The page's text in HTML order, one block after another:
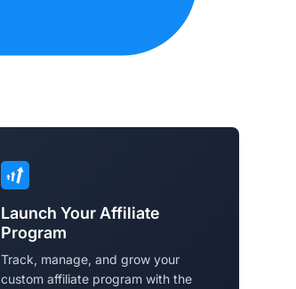
Launch Your Affiliate
Program
Track, manage, and grow your
custom affiliate program with the